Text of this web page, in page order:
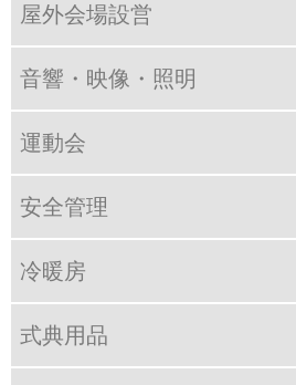
屋外会場設営
音響・映像・照明
運動会
安全管理
冷暖房
式典用品